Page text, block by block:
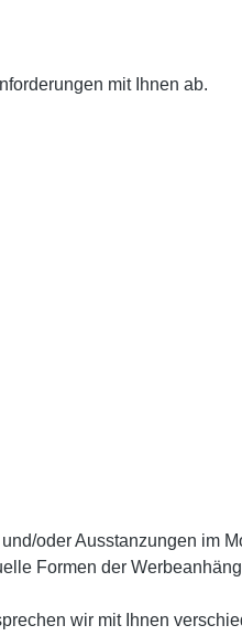
mit Ihnen ab.
oder Ausstanzungen im
Formen der
wir mit Ihnen